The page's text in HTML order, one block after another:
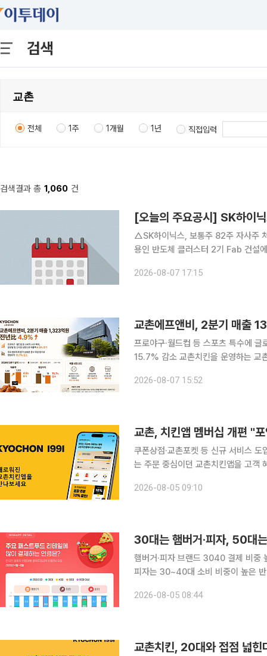
검색
전체 1주 1개월 1년 직접입력
검색결과 총 1,060 건
△SK하이닉스, 보통주 82주 자사주 처분.
용인 반도체 클러스터 2기 Fab 건설에 35조
2026년 2분기 잠정 매출 230
2026-08-07 17:15
교촌에프앤비, 2분기 매출
프로야구·월드컵 등 스포츠 특수에
15.7% 감소 교촌치킨을 운영하는 교촌에프앤비가 올해 2분기 치킨 수요 확대와 글로벌·신사업 성
교촌에프앤비는 올해 2분기 연결 기
2026-08-07 15:52
교촌, 치킨앱 멤버십 개편 "
쿠폰상점·교촌포켓 등 신규 서비스 도입리
는 주문 중심이던 교촌치킨앱을 고객
점', 상품권 공유 서비스 '교촌포켓'을
2026-08-05 09:10
30대는 햄버거·피자, 50대
햄버거·피자 브랜드 3040 결제 비중 높
피자는 30~40대 소비 비중이 높은 반
(4~6월) 주요 햄버거와 피자 브랜드
2026-08-05 08:44
교촌치킨, 20대와 접점 넓